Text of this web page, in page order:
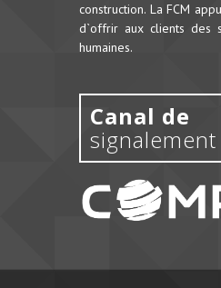
construction. La FCM
d`offrir aux clients des
humaines.
Canal de
signalement